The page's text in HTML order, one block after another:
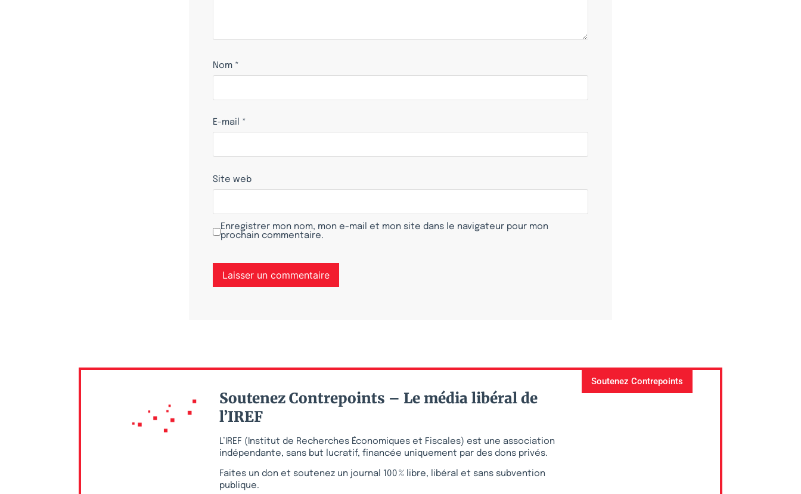
Nom *
E-mail *
Site web
Enregistrer mon nom, mon e-mail et mon site dans le navigateur pour mon
prochain commentaire.
Soutenez Contrepoints – Le média libéral de
l’IREF
L’IREF (Institut de Recherches Économiques et Fiscales) est une association
indépendante, sans but lucratif, financée uniquement par des dons privés.
Faites un don et soutenez un journal 100 % libre, libéral et sans subvention
publique.
Soutenez Contrepoints